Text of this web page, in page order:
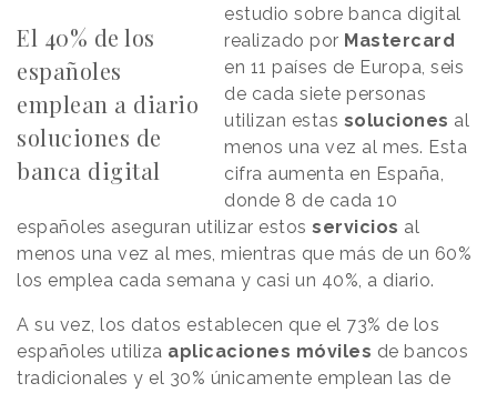
El 40% de los
españoles
emplean a diario
soluciones de
banca digital
estudio sobre banca digital
realizado por Mastercard
en 11 países de Europa, seis
de cada siete personas
utilizan estas soluciones al
menos una vez al mes. Esta
cifra aumenta en España,
donde 8 de cada 10
españoles aseguran utilizar estos servicios al
menos una vez al mes, mientras que más de un 60%
los emplea cada semana y casi un 40%, a diario.
A su vez, los datos establecen que el 73% de los
españoles utiliza aplicaciones móviles de bancos
tradicionales y el 30% únicamente emplean las de